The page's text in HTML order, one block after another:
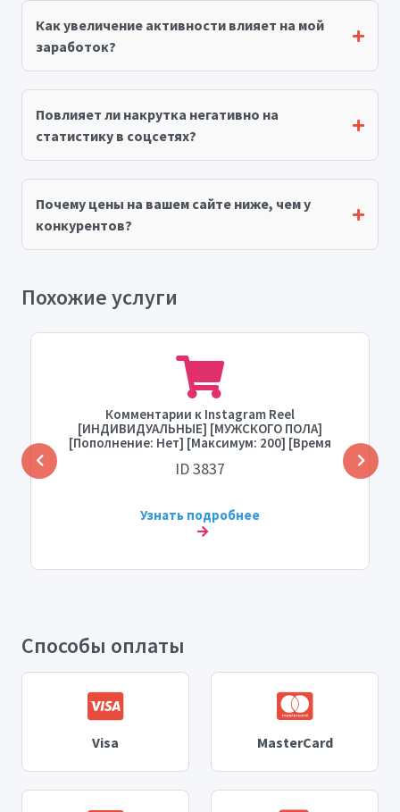
Как увеличение активности влияет на мой
заработок?
Повлияет ли накрутка негативно на
статистику в соцсетях?
Почему цены на вашем сайте ниже, чем у
конкурентов?
Похожие услуги
Комментарии к Instagram Reel
[ИНДИВИДУАЛЬНЫЕ] [МУЖСКОГО ПОЛА]
[Пополнение: Нет] [Максимум: 200] [Время
старта: 0-1 час] [Скорость: МГНОВЕННАЯ]
ID 3837
Узнать подробнее
Способы оплаты
Visa MasterCard